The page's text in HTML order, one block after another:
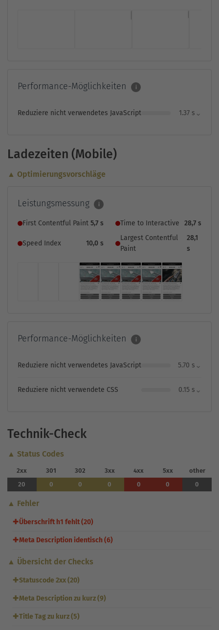
Performance-Möglichkeiten i
Reduziere nicht verwendetes JavaScript 1.37 s ⌄
Ladezeiten (Mobile)
▲ Optimierungsvorschläge
Leistungsmessung i
First Contentful Paint 5,7 s Time to Interactive 28,7 s
Speed Index 10,0 s
Largest Contentful
Paint
28,1
s
Performance-Möglichkeiten i
Reduziere nicht verwendetes JavaScript 5.70 s ⌄
Reduziere nicht verwendete CSS 0.15 s ⌄
Technik-Check
▲ Status Codes
2xx 301 302 3xx 4xx 5xx
other
20
0 0 0 0 0 0
▲ Fehler
✚Überschrift h1 fehlt (20)
✚Meta Description identisch (6)
▲ Übersicht der Checks
✚Statuscode 2xx (20)
✚Meta Description zu kurz (9)
✚Title Tag zu kurz (5)